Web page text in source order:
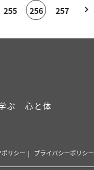
255 256 257
ぶ
心と体
リシー プライバシーポリシー